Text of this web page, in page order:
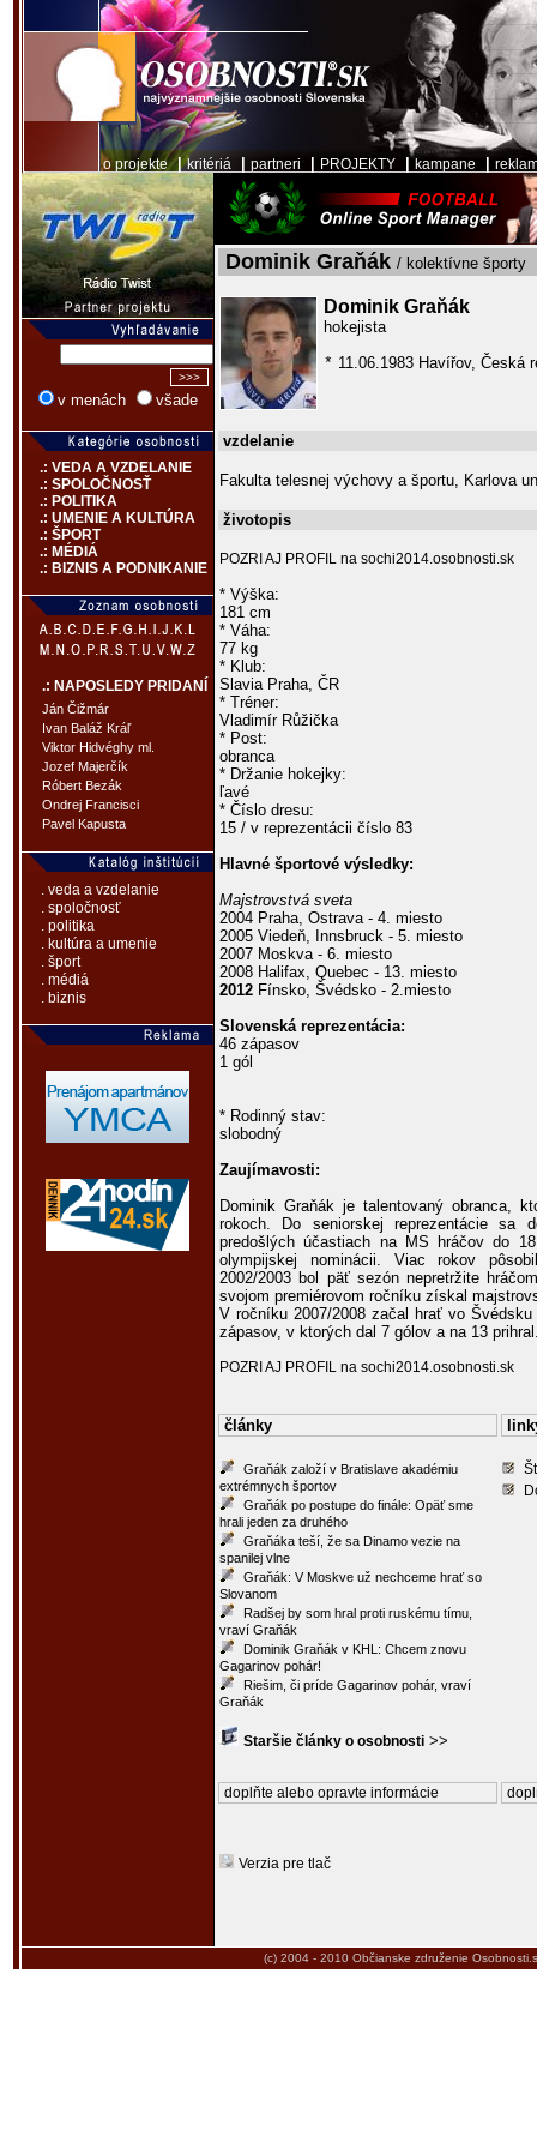
o projekte|kritériá partneri PROJEKTY kampane
v menách všade
.: VEDA A VZDELANIE
.: SPOLOČNOSŤ
.: POLITIKA
.: UMENIE A KULTÚRA
.: ŠPORT
.: MÉDIÁ
.: BIZNIS A PODNIKANIE
.: NAPOSLEDY PRIDANÍ
Ján Čižmár
Ivan Baláž Kráľ
Viktor Hidvéghy ml.
Jozef Majerčík
Róbert Bezák
Ondrej Francisci
Pavel Kapusta
. veda a vzdelanie
. spoločnosť
. politika
. kultúra a umenie
. šport
. médiá
. biznis
Dominik Graňák / kolektívne športy
Dominik Graňák
hokejista
* 11.06.1983 Havířov, Česká
vzdelanie
Fakulta telesnej výchovy a športu, Karlova
životopis
POZRI AJ PROFIL na sochi2014.osobnosti.sk
* Výška:
181 cm
* Váha:
77 kg
* Klub:
Slavia Praha, ČR
* Tréner:
Vladimír Růžička
* Post:
obranca
* Držanie hokejky:
ľavé
* Číslo dresu:
15 / v reprezentácii číslo 83
Hlavné športové výsledky:
Majstrovstvá sveta
2004 Praha, Ostrava - 4. miesto
2005 Viedeň, Innsbruck - 5. miesto
2007 Moskva - 6. miesto
2008 Halifax, Quebec - 13. miesto
2012 Fínsko, Švédsko - 2.miesto
Slovenská reprezentácia:
46 zápasov
1 gól
* Rodinný stav:
slobodný
Zaujímavosti:
Dominik Graňák je talentovaný obranca,
rokoch. Do seniorskej reprezentácie
predošlých účastiach na MS hráčov do
olympijskej nominácii. Viac rokov
2002/2003 bol päť sezón nepretržite
svojom premiérovom ročníku získal
V ročníku 2007/2008 začal hrať vo
zápasov, v ktorých dal 7 gólov a na 13
POZRI AJ PROFIL na sochi2014.osobnosti.sk
články
Graňák založí v Bratislave akadémiu
extrémnych športov
Graňák po postupe do finále: Opäť sme
hrali jeden za druhého
Graňáka teší, že sa Dinamo vezie na
spanilej vlne
Graňák: V Moskve už nechceme hrať so
Slovanom
Radšej by som hral proti ruskému tímu,
vraví Graňák
Dominik Graňák v KHL: Chcem znovu
Gagarinov pohár!
Riešim, či príde Gagarinov pohár, vraví
Graňák
Staršie články o osobnosti >>
doplňte alebo opravte informácie
Verzia pre tlač
(c) 2004 - 2010 Občianske združenie